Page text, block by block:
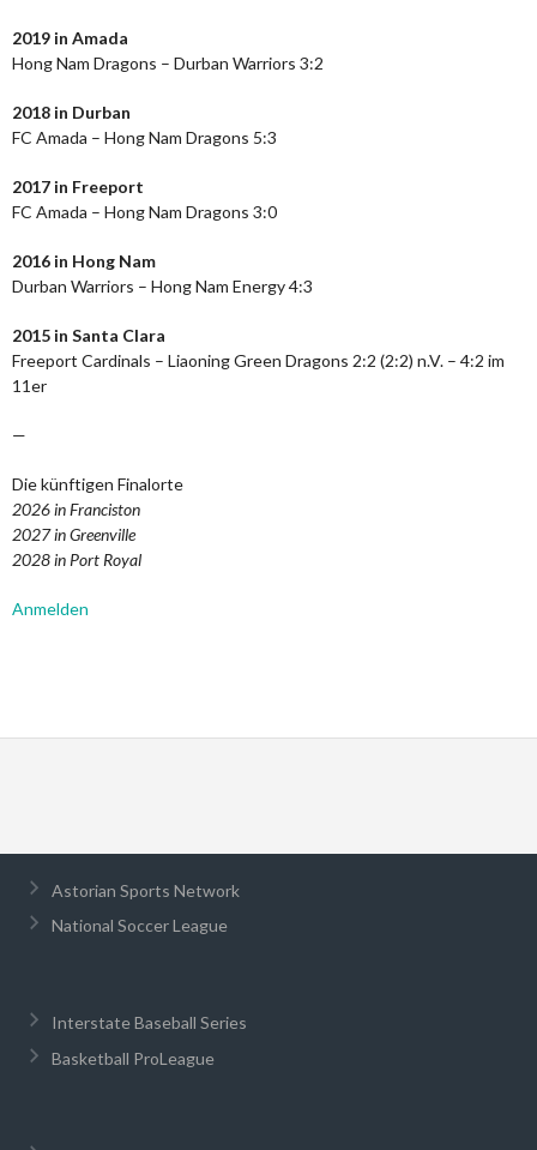
2019 in Amada
Hong Nam Dragons – Durban Warriors 3:2
2018 in Durban
FC Amada – Hong Nam Dragons 5:3
2017 in Freeport
FC Amada – Hong Nam Dragons 3:0
2016 in Hong Nam
Durban Warriors – Hong Nam Energy 4:3
2015 in Santa Clara
Freeport Cardinals – Liaoning Green Dragons 2:2 (2:2) n.V. – 4:2 im
11er
—
Die künftigen Finalorte
2026 in Franciston
2027 in Greenville
2028 in Port Royal
Anmelden
Astorian Sports Network
National Soccer League
Interstate Baseball Series
Basketball ProLeague